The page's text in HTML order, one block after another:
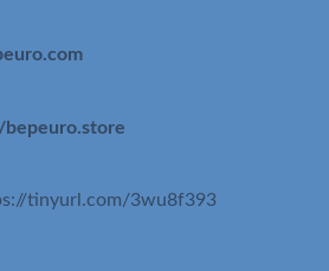
bepeuro.store
tinyurl.com/3wu8f393